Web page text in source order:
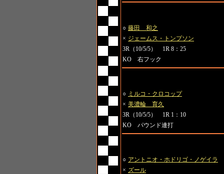
○ 藤田 和之
× ジェームス・トンプソン
3R（10/5/5） 1R 8：25
KO 右フック
○ ミルコ・クロコップ
× 美濃輪 育久
3R（10/5/5） 1R 1：10
KO パウンド連打
○ アントニオ・ホドリゴ・ノゲイラ
× ズール